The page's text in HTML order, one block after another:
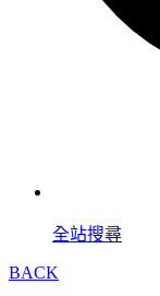
全站搜尋
BACK